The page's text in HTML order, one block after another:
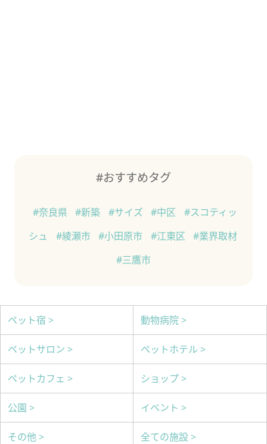
#おすすめタグ
#奈良県 #新築 #サイズ #中区
#スコティッ
シュ
#綾瀬市 #小田原市 #江東区
#業界取材
#三鷹市
ペット宿 > 動物病院 >
ペットサロン > ペットホテル >
ペットカフェ > ショップ >
公園 > イベント >
その他 > 全ての施設 >